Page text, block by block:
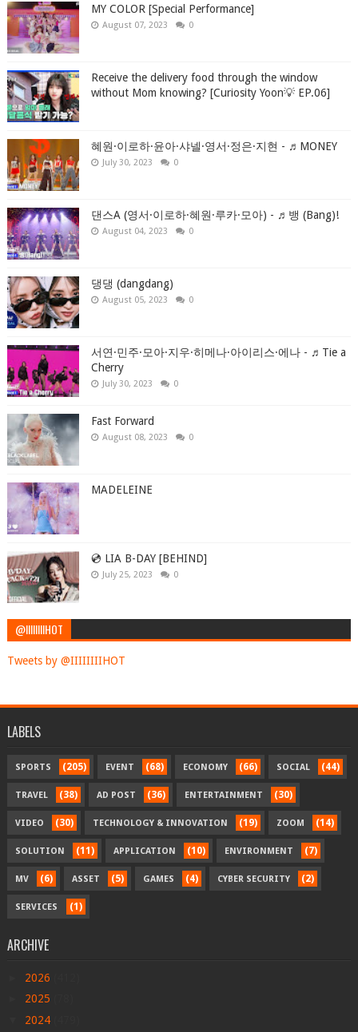
MY COLOR [Special Performance]
August 07, 2023 0
Receive the delivery food through the window
without Mom knowing? [Curiosity Yoon💡 EP.06]
혜원·이로하·윤아·샤넬·영서·정은·지현 - ♬MONEY
July 30, 2023 0
댄스A (영서·이로하·혜원·루카·모아) - ♬뱅 (Bang)!
August 04, 2023 0
댕댕 (dangdang)
August 05, 2023 0
서연·민주·모아·지우·히메나·아이리스·에나 - ♬Tie a
Cherry
July 30, 2023 0
Fast Forward
August 08, 2023 0
MADELEINE
💿 LIA B-DAY [BEHIND]
July 25, 2023 0
@IIIIIIIIHOT
Tweets by @IIIIIIIIHOT
LABELS
SPORTS (205) EVENT (68) ECONOMY (66) SOCIAL (44)
TRAVEL (38) AD POST (36) ENTERTAINMENT (30)
VIDEO (30) TECHNOLOGY & INNOVATION (19) ZOOM (14)
SOLUTION (11) APPLICATION (10) ENVIRONMENT (7)
MV (6) ASSET (5) GAMES (4) CYBER SECURITY (2)
SERVICES (1)
ARCHIVE
2026
2025
2024